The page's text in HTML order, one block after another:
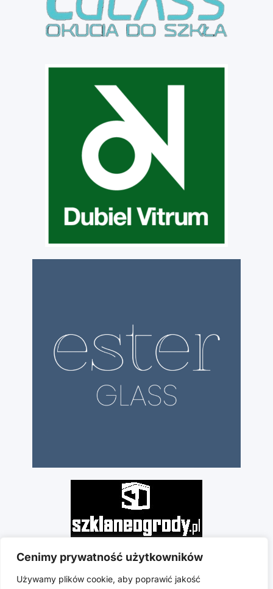
Cenimy prywatność użytkowników
Używamy plików cookie, aby poprawić jakość